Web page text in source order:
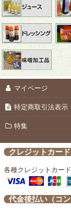
マイページ
特定商取引法表示
特集
クレジットカード
各種クレジットカー
代金後払い（コ